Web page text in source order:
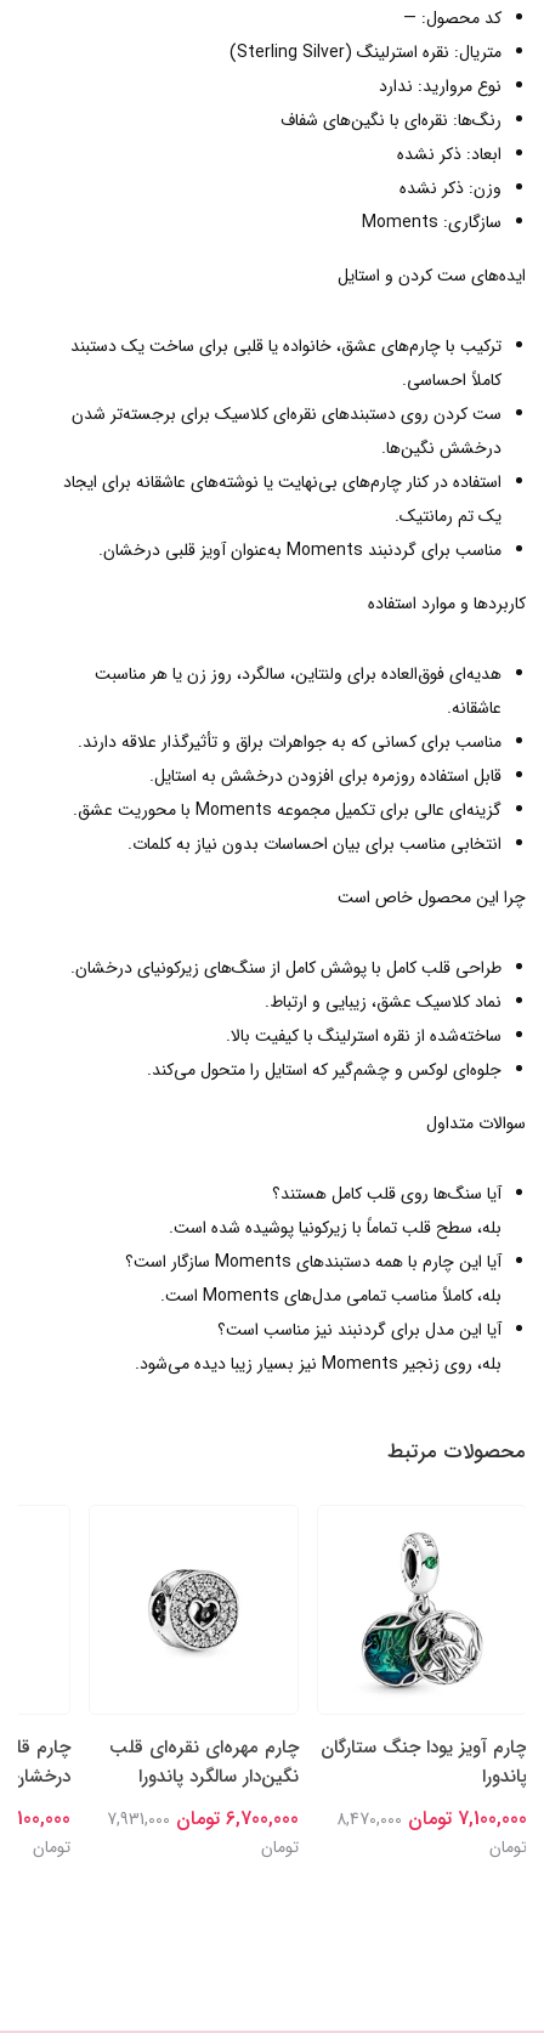
کد محصول: —
متریال: نقره استرلینگ (Sterling Silver)
نوع مروارید: ندارد
رنگ‌ها: نقره‌ای با نگین‌های شفاف
ابعاد: ذکر نشده
وزن: ذکر نشده
سازگاری: Moments
ایده‌های ست کردن و استایل
ترکیب با چارم‌های عشق، خانواده یا قلبی برای ساخت یک دستبند
کاملاً احساسی.
ست کردن روی دستبندهای نقره‌ای کلاسیک برای برجسته‌تر شدن
درخشش نگین‌ها.
استفاده در کنار چارم‌های بی‌نهایت یا نوشته‌های عاشقانه برای ایجاد
یک تم رمانتیک.
مناسب برای گردنبند Moments به‌عنوان آویز قلبی درخشان.
کاربردها و موارد استفاده
هدیه‌ای فوق‌العاده برای ولنتاین، سالگرد، روز زن یا هر مناسبت
عاشقانه.
مناسب برای کسانی که به جواهرات براق و تأثیرگذار علاقه دارند.
قابل استفاده روزمره برای افزودن درخشش به استایل.
گزینه‌ای عالی برای تکمیل مجموعه Moments با محوریت عشق.
انتخابی مناسب برای بیان احساسات بدون نیاز به کلمات.
چرا این محصول خاص است
طراحی قلب کامل با پوشش کامل از سنگ‌های زیرکونیای درخشان.
نماد کلاسیک عشق، زیبایی و ارتباط.
ساخته‌شده از نقره استرلینگ با کیفیت بالا.
جلوه‌ای لوکس و چشم‌گیر که استایل را متحول می‌کند.
سوالات متداول
آیا سنگ‌ها روی قلب کامل هستند؟
بله، سطح قلب تماماً با زیرکونیا پوشیده شده است.
آیا این چارم با همه دستبندهای Moments سازگار است؟
بله، کاملاً مناسب تمامی مدل‌های Moments است.
آیا این مدل برای گردنبند نیز مناسب است؟
بله، روی زنجیر Moments نیز بسیار زیبا دیده می‌شود.
محصولات مرتبط
چارم آویز یودا جنگ ستارگان
پاندورا
7,100,000 تومان
8,470,000
تومان
چارم مهره‌ای نقره‌ای قلب
نگین‌دار سالگرد پاندورا
6,700,000 تومان
7,931,000
تومان
چارم
درخشان
7,100,000 تومان
تومان